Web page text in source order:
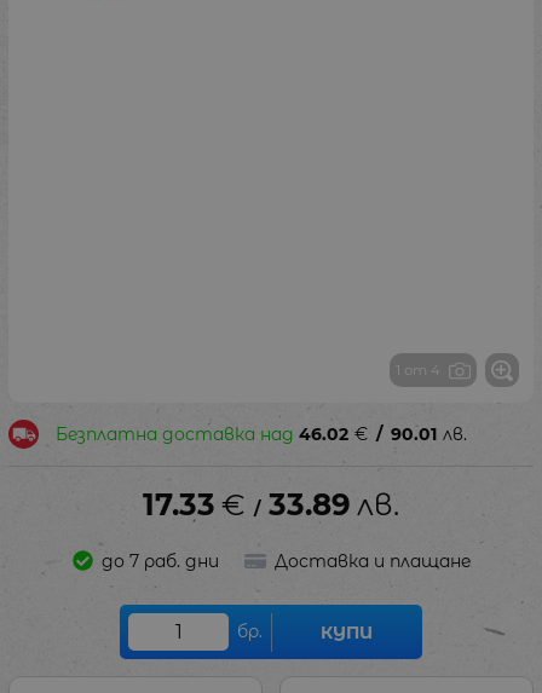
1 от 4
Безплатна доставка над 46.02 € / 90.01 лв.
17.33 € / 33.89 лв.
до 7 раб. дни Доставка и плащане
бр. КУПИ